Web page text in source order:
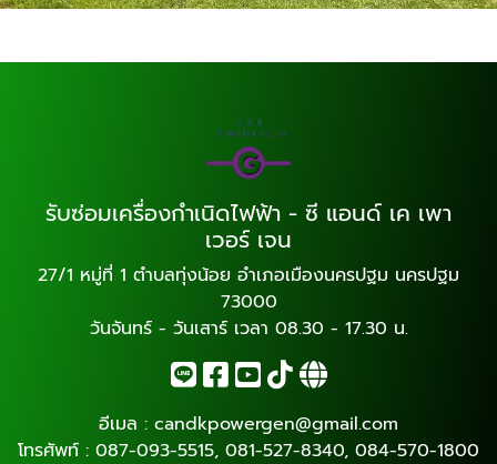
รับซ่อมเครื่องกำเนิดไฟฟ้า - ซี แอนด์ เค เพา
เวอร์ เจน
27/1 หมู่ที่ 1 ตำบลทุ่งน้อย อำเภอเมืองนครปฐม นครปฐม
73000
วันจันทร์ - วันเสาร์ เวลา 08.30 - 17.30 น.
อีเมล : candkpowergen@gmail.com
โทรศัพท์ : 087-093-5515, 081-527-8340, 084-570-1800